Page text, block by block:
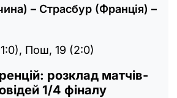
– Страсбур (Франція) –
Пош, 19 (2:0)
розклад матчів-
1/4 фіналу